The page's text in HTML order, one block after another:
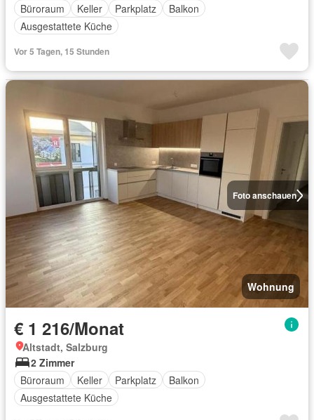
Büroraum
Keller Parkplatz
Balkon
Ausgestattete Küche
Vor 5 Tagen, 15 Stunden
Foto anschauen
Wohnung
€ 1 216/Monat
Altstadt, Salzburg
2 Zimmer
Büroraum
Keller Parkplatz
Balkon
Ausgestattete Küche